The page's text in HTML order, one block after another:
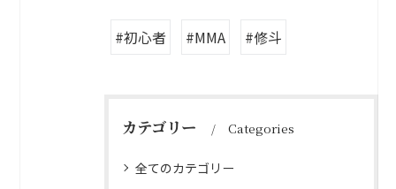
#初心者 #MMA #修斗
カテゴリー Categories
全てのカテゴリー